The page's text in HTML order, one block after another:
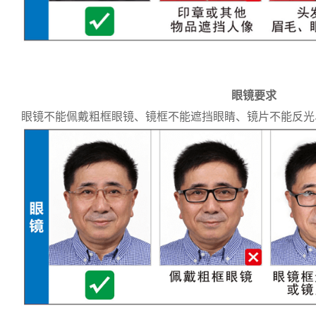
眼镜要求
眼镜不能佩戴粗框眼镜、镜框不能遮挡眼睛、镜片不能反